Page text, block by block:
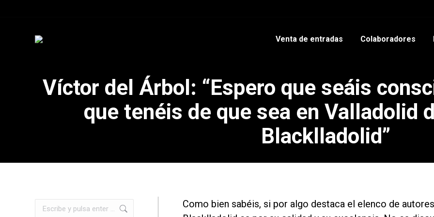
Venta de entradas Colaboradores
Víctor del Árbol: “Espero que seáis
que tenéis de que sea en Valladolid
Blacklladolid”
Como bien sabéis, si por algo destaca el elenco de